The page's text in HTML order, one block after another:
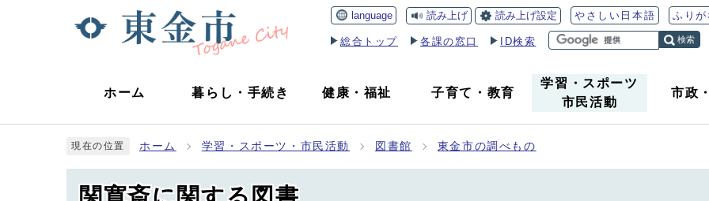
language 読み上げ 読み上げ設定 やさしい日本語 ふりが
総合トップ 各課の窓口 ID検索 検索
ホーム 暮らし ・ 手続き 健康 ・福祉 子育て ・ 教育
学習・スポーツ
市民活動
市政 ・
現在の位置 ホーム 学習・スポーツ・市民活動 図書館 東金市の調べもの